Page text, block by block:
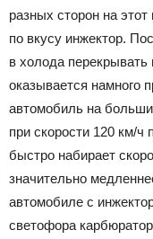
разных сторон на
по вкусу инжектор.
в холода перекрывать
оказывается намного
автомобиль на
при скорости 120 км/
быстро набирает
значительно
автомобиле с
светофора